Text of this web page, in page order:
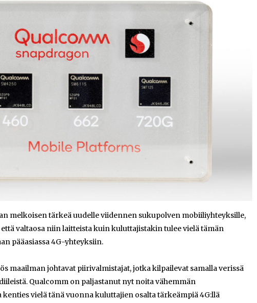
melkoisen tärkeä uudelle viidennen sukupolven mobiiliyhteyksille,
valtaosa niin laitteista kuin kuluttajistakin tulee vielä tämän
pääasiassa 4G-yhteyksiin.
maailman johtavat piirivalmistajat, jotka kilpailevat samalla verissä
Qualcomm on paljastanut nyt noita vähemmän
vielä tänä vuonna kuluttajien osalta tärkeämpiä 4G:llä